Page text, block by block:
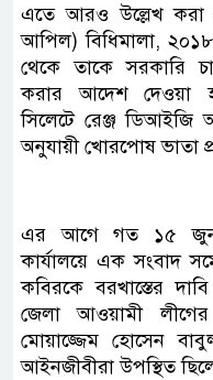
এতে আরও উল্লেখ করা
আপিল) বিধিমালা,
থেকে তাকে সরকারি
করার আদেশ দেওয়া
সিলেটে রেঞ্জ ডিআইজি
অনুযায়ী খোরপোষ ভাতা
এর আগে গত ১৫ জুন
কার্যালয়ে এক সংবাদ
কবিরকে বরখাস্তের
জেলা আওয়ামী
মোয়াজ্জেম হোসেন
আইনজীবীরা উপস্থিত